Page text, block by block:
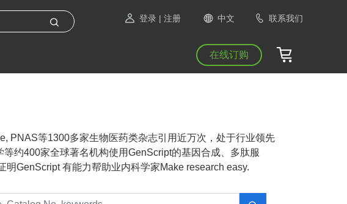
登录 | 注册 中文 联系我们
在线订购
PNAS等1300多家生物医药类杂志引用近万次，处于行业领先
约400家全球著名机构使用GenScript的基因合成、多肽服
GenScript 有能力帮助业内科学家Make research easy.